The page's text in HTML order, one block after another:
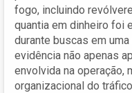
fogo, incluindo
quantia em dinheiro foi
durante buscas em
evidência não apenas
envolvida na operação,
organizacional do